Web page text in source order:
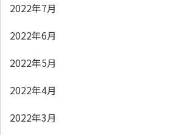
2022年7月
2022年6月
2022年5月
2022年4月
2022年3月